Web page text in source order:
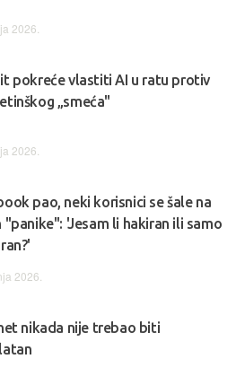
2026.
pokreće vlastiti AI u ratu protiv
„smeća"
2026.
pao, neki korisnici se šale na
"panike": 'Jesam li hakiran ili samo
2026.
nikada nije trebao biti